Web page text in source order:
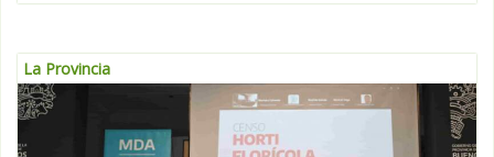
La Provincia